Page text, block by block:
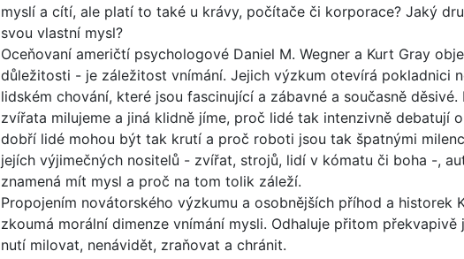
myslí a cítí, ale platí to také u krávy, počítače či korporace? Jaký
svou vlastní mysl?
Oceňovaní američtí psychologové Daniel M. Wegner a Kurt Gray
důležitosti - je záležitost vnímání. Jejich výzkum otevírá pokladnici
lidském chování, které jsou fascinující a zábavné a současně
zvířata milujeme a jiná klidně jíme, proč lidé tak intenzivně debatují
dobří lidé mohou být tak krutí a proč roboti jsou tak špatnými
jejích výjimečných nositelů - zvířat, strojů, lidí v kómatu či boha -,
znamená mít mysl a proč na tom tolik záleží.
Propojením novátorského výzkumu a osobnějších příhod a historek
zkoumá morální dimenze vnímání mysli. Odhaluje přitom
nutí milovat, nenávidět, zraňovat a chránit.